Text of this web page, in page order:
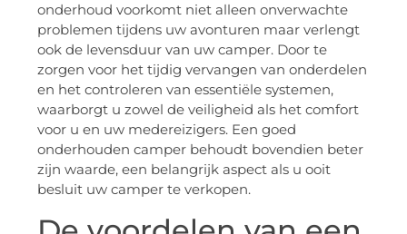
onderhoud voorkomt niet alleen onverwachte
problemen tijdens uw avonturen maar verlengt
ook de levensduur van uw camper. Door te
zorgen voor het tijdig vervangen van onderdelen
en het controleren van essentiële systemen,
waarborgt u zowel de veiligheid als het comfort
voor u en uw medereizigers. Een goed
onderhouden camper behoudt bovendien beter
zijn waarde, een belangrijk aspect als u ooit
besluit uw camper te verkopen.